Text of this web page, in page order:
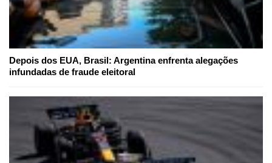
Depois dos EUA, Brasil: Argentina enfrenta alegações
infundadas de fraude eleitoral